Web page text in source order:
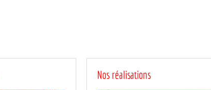
Nos réalisations